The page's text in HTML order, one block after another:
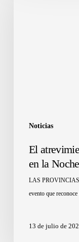
Noticias
El
en la
LAS PROVINCIAS
evento que
13 de julio de